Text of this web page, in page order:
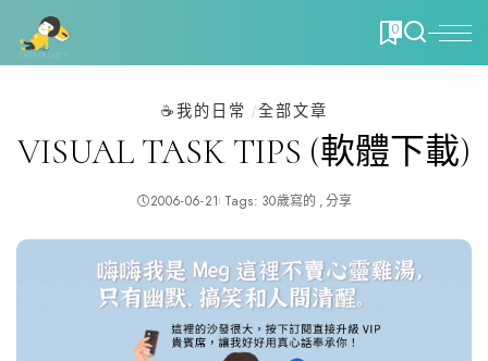
0
☕️我的日常 全部文章
VISUAL TASK TIPS (軟體下載)
2006-06-21 Tags: 30歲寫的 分享